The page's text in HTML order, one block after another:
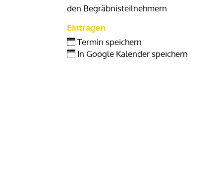
den Begräbnisteilnehmern
Eintragen
Termin speichern
In Google Kalender speichern